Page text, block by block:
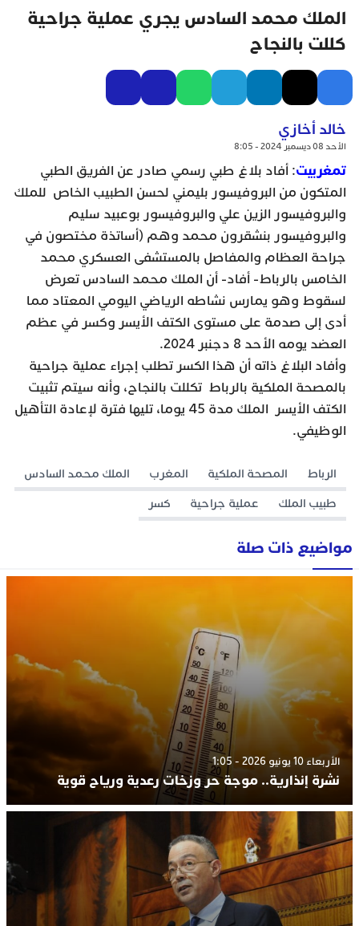
الملك محمد السادس يجري عملية جراحية
كللت بالنجاح
خالد أخازي
الأحد 08 ديسمبر 2024 - 8:05
تمغربيت: أفاد بلاغ طبي رسمي صادر عن الفريق الطبي
المتكون من البروفيسور بليمني لحسن الطبيب الخاص للملك
والبروفيسور الزين علي والبروفيسور بوعبيد سليم
والبروفيسور بنشقرون محمد وهم (أساتذة مختصون في
جراحة العظام والمفاصل بالمستشفى العسكري محمد
الخامس بالرباط- أفاد- أن الملك محمد السادس تعرض
لسقوط وهو يمارس نشاطه الرياضي اليومي المعتاد مما
أدى إلى صدمة على مستوى الكتف الأيسر وكسر في عظم
العضد يومه الأحد 8 دجنبر 2024.
وأفاد البلاغ ذاته أن هذا الكسر تطلب إجراء عملية جراحية
بالمصحة الملكية بالرباط تكللت بالنجاح، وأنه سيتم تثبيت
الكتف الأيسر الملك مدة 45 يوما، تليها فترة لإعادة التأهيل
الوظيفي.
الرباط المصحة الملكية المغرب
الملك محمد السادس
طبيب الملك
عملية جراحية كسر
مواضيع ذات صلة
الأربعاء 10 يونيو 2026 - 1:05
نشرة إنذارية.. موجة حر وزخات رعدية ورياح قوية